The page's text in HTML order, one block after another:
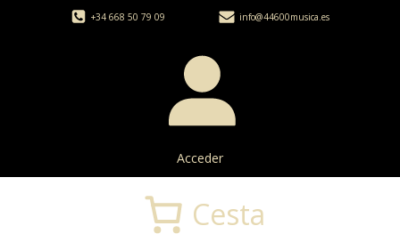
+34 668 50 79 09 info@44600musica.es
Acceder
Cesta